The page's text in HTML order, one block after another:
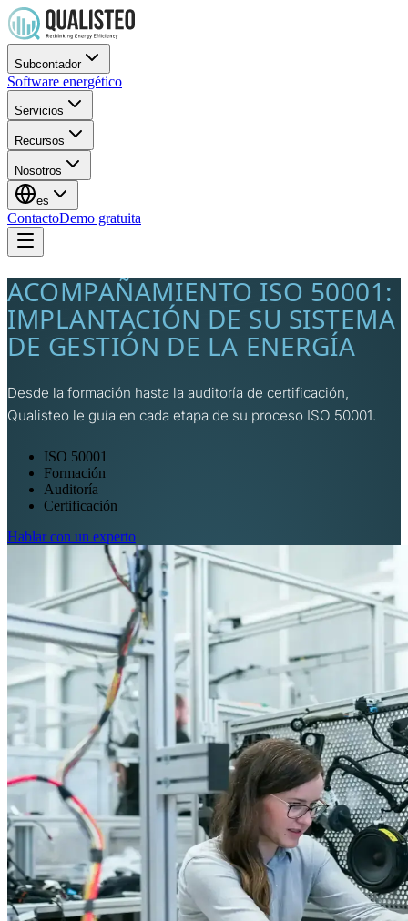
Subcontador
Software energético
Servicios
Recursos
Nosotros
es
ContactoDemo gratuita
ACOMPAÑAMIENTO ISO 50001:
IMPLANTACIÓN DE SU SISTEMA
DE GESTIÓN DE LA ENERGÍA
Desde la formación hasta la auditoría de certificación,
Qualisteo le guía en cada etapa de su proceso ISO 50001.
ISO 50001
Formación
Auditoría
Certificación
Hablar con un experto